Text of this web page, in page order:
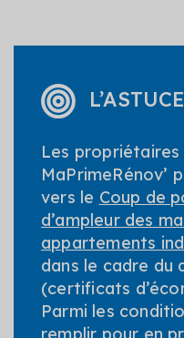
Les propriétaires
MaPrimeRénov’
vers le Coup de
d’ampleur des
appartements
dans le cadre du
(certificats
Parmi les